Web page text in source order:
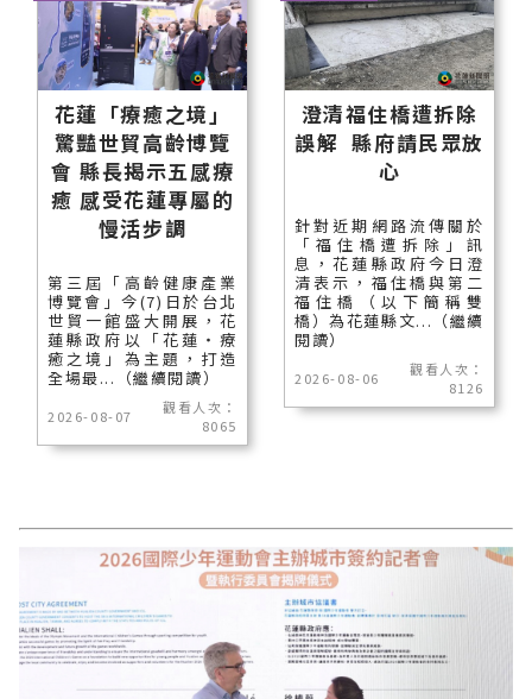
花蓮「療癒之境」
驚豔世貿高齡博覽
會 縣長揭示五感療
癒 感受花蓮專屬的
慢活步調
第三屆「高齡健康產業
博覽會」今(7)日於台北
世貿一館盛大開展，花
蓮縣政府以「花蓮‧療
癒之境」為主題，打造
全場最...（繼續閱讀）
2026-08-07
觀看人次：
8065
澄清福住橋遭拆除
誤解 縣府請民眾放
心
針對近期網路流傳關於
「福住橋遭拆除」訊
息，花蓮縣政府今日澄
清表示，福住橋與第二
福住橋（以下簡稱雙
橋）為花蓮縣文...（繼續
閱讀）
2026-08-06
觀看人次：
8126